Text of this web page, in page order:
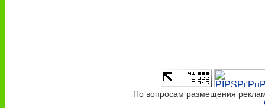
По вопросам размещения